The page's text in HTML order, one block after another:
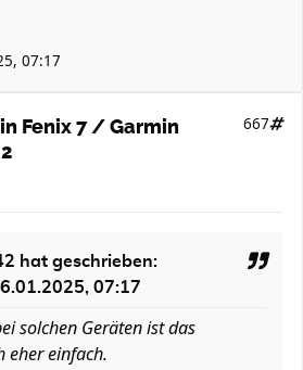
07:17
Fenix 7 / Garmin
667
hat geschrieben:
07:17
solchen Geräten ist das
eher einfach.